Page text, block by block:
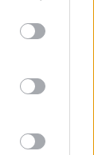
madera
colores